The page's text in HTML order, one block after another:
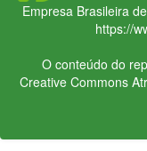
Empresa Brasileira
https://
O conteúdo do
Creative Commons